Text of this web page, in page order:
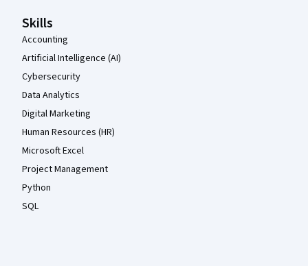
Skills
Accounting
Artificial Intelligence (AI)
Cybersecurity
Data Analytics
Digital Marketing
Human Resources (HR)
Microsoft Excel
Project Management
Python
SQL